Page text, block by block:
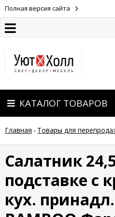
Полная версия сайта
Оплата
Доставка
Гарантия
возврат
Новости
Полезные
КАТАЛОГ ТОВАРОВ
Главная - Товары для
Салатник
подставке с
кух.